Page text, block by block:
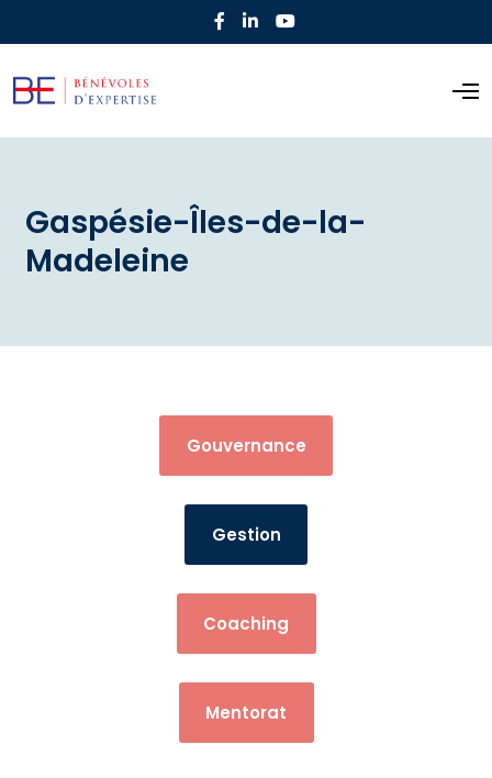
Gaspésie-Îles-de-la-
Madeleine
Gouvernance
Gestion
Coaching
Mentorat